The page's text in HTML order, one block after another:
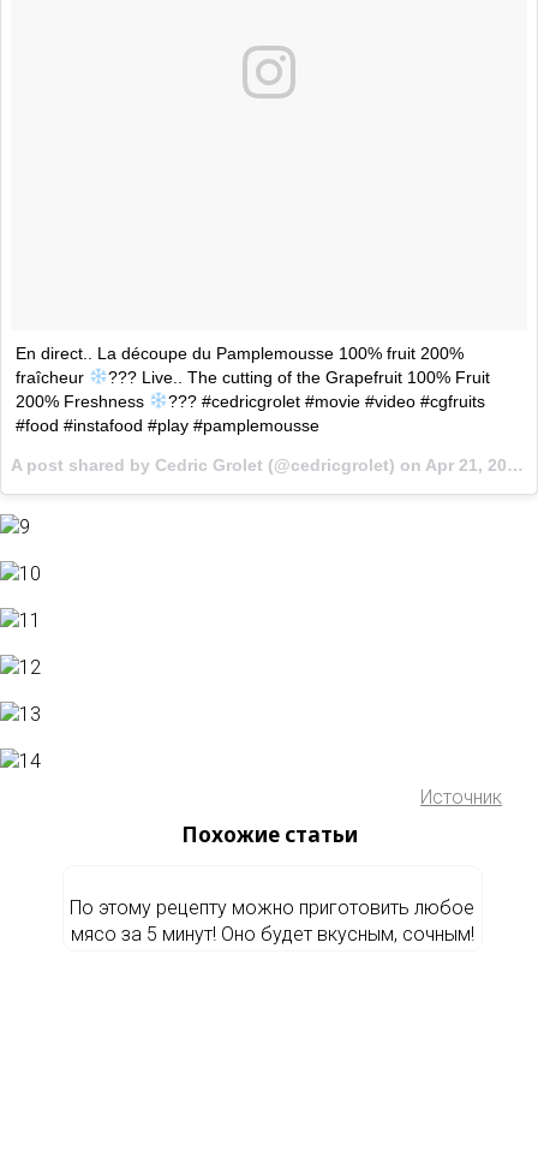
En direct.. La découpe du Pamplemousse 100% fruit 200%
fraîcheur
??‍? Live.. The cutting of the Grapefruit 100% Fruit
200% Freshness
??‍? #cedricgrolet #movie #video #cgfruits
#food #instafood #play #pamplemousse
A post shared by Cedric Grolet (@cedricgrolet) on Apr 21, 2017 at 8:18am PDT
Источник
Похожие статьи
По этому рецепту можно приготовить любое
мясо за 5 минут! Оно будет вкусным, сочным!